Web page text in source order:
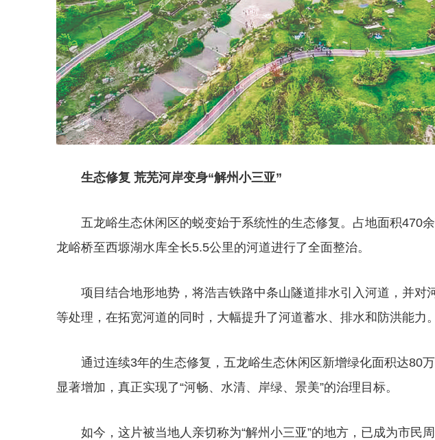
生态修复 荒芜河岸变身“解州小三亚”
五龙峪生态休闲区的蜕变始于系统性的生态修复。占地面积470
龙峪桥至西塬湖水库全长5.5公里的河道进行了全面整治。
项目结合地形地势，将浩吉铁路中条山隧道排水引入河道，并对
等处理，在拓宽河道的同时，大幅提升了河道蓄水、排水和防洪能力。
通过连续3年的生态修复，五龙峪生态休闲区新增绿化面积达80
显著增加，真正实现了“河畅、水清、岸绿、景美”的治理目标。
如今，这片被当地人亲切称为“解州小三亚”的地方，已成为市民